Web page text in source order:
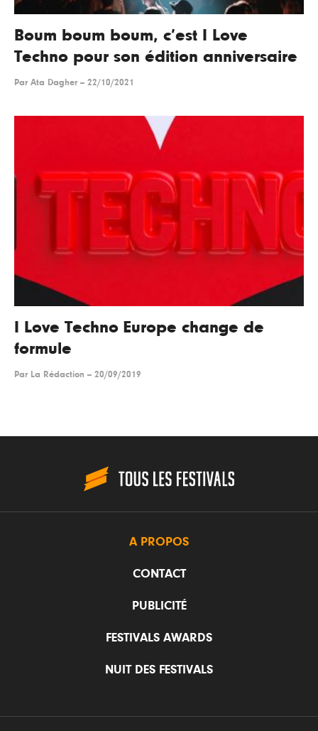
Boum boum boum, c’est I Love
Techno pour son édition anniversaire
Par Ata Dagher -- 22/10/2021
I Love Techno Europe change de
formule
Par La Rédaction -- 20/09/2019
A PROPOS
CONTACT
PUBLICITÉ
FESTIVALS AWARDS
NUIT DES FESTIVALS